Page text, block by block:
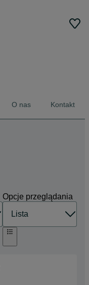
O nas Kontakt
Opcje przeglądania